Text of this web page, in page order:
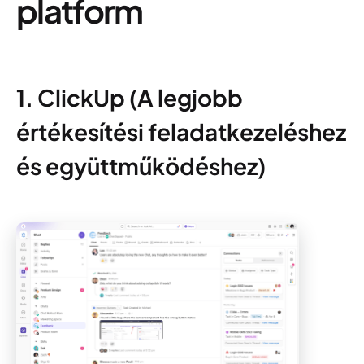
platform
1. ClickUp (A legjobb
értékesítési feladatkezeléshez
és együttműködéshez)